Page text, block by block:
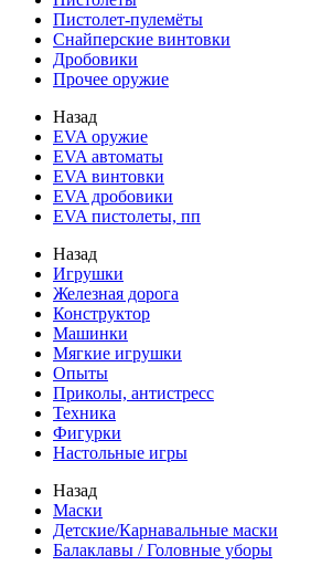
Пистолет-пулемёты
Снайперские винтовки
Дробовики
Прочее оружие
Назад
EVA оружие
EVA автоматы
EVA винтовки
EVA дробовики
EVA пистолеты, пп
Назад
Игрушки
Железная дорога
Конструктор
Машинки
Мягкие игрушки
Опыты
Приколы, антистресс
Техника
Фигурки
Настольные игры
Назад
Маски
Детские/Карнавальные маски
Балаклавы / Головные уборы